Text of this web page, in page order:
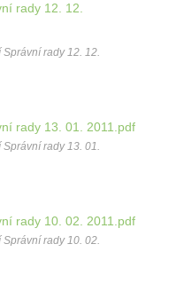
rady 12. 12.
rady 12. 12.
rady 13. 01. 2011.pdf
rady 13. 01.
rady 10. 02. 2011.pdf
rady 10. 02.